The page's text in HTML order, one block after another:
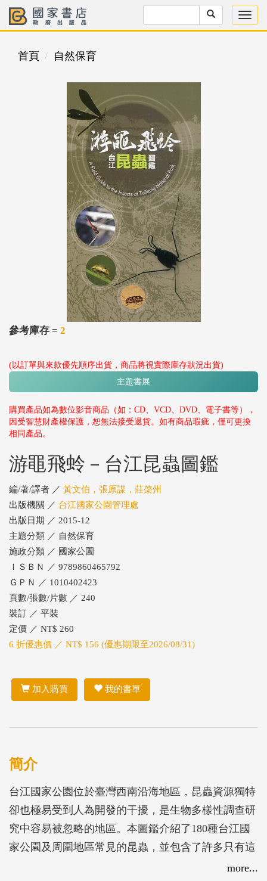
首頁 自然保育
參考庫存 = 2
(以訂單與來款優先順序出貨，商品將視實際庫存狀況出貨)
主題書展
購買產品如為數位影音商品（如：CD、VCD、DVD、電子書等），
因受智慧財產權保護，恕無法接受退貨。如有商品瑕疵，僅可更換
相同產品。
游黽飛蛉－台江昆蟲圖鑑
編/著/譯者 ／ 黃文伯，張原謀，莊棨州
出版機關 ／ 台江國家公園管理處
出版日期 ／ 2015-12
主題分類 ／ 自然保育
施政分類 ／ 國家公園
ＩＳＢＮ ／ 9789860465792
ＧＰＮ ／ 1010402423
頁數/張數/片數 ／ 240
裝訂 ／ 平裝
定價 ／ NT$ 260
6 折優惠價 ／ NT$ 156 (優惠期限至2026/08/31)
加入購買 我的書單
簡介
台江國家公園位於臺灣西南沿海地區，昆蟲資源獨特
卻也極易受到人為開發的干擾，是生物多樣性調查研
究中容易被忽略的地區。本圖鑑介紹了180種台江國
家公園及周圍地區常見的昆蟲，並包含了許多只有這
裡才見的到的台江特色昆蟲。讀者在暢遊台江國家公
more...